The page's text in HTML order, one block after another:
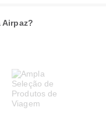
Airpaz?